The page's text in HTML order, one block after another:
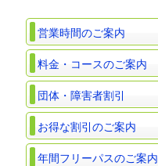
営業時間のご案内
料金・コースのご案内
団体・障害者割引
お得な割引のご案内
年間フリーパスのご案内